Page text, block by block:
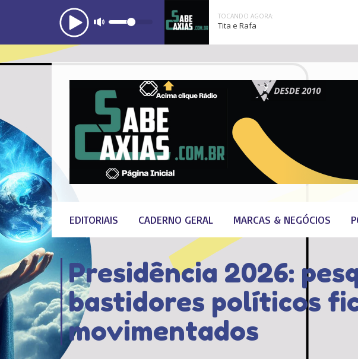
TOCANDO AGORA:
Tita e Rafa
EDITORIAIS CADERNO GERAL MARCAS & NEGÓCIOS
Presidência 2026:
bastidores políticos
movimentados